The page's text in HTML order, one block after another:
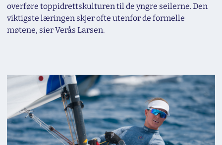
overføre toppidrettskulturen til de yngre seilerne. Den
viktigste læringen skjer ofte utenfor de formelle
møtene, sier Verås Larsen.